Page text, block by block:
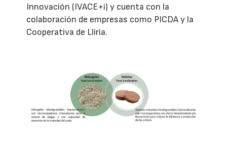
Innovación (IVACE+i) y cuenta con la
colaboración de empresas como PICDA y la
Cooperativa de Llíria.